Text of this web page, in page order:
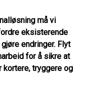
må vi
eksisterende
endringer. Flyt
for å sikre at
tryggere og